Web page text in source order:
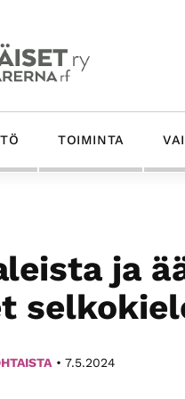
TOIMINTA
ja
• 7.5.2024